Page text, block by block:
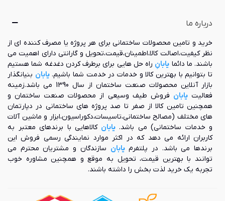
درباره ما
خرید و تامین محصولات ساختمانی برای هر پروژه یا مصرف کننده ای از
نظر کیفیت،اصالت کالا،اطمینان،قیمت،تحویل و گارانتی دارای اهمیت می
باشند. ما دائما یابانِ راه حل هایی برای برطرف کردن دغدغه شما هستیم
تا بتوانیم با بهترین کالا و خدمات در خدمت شما باشیم.یابان بنیانگذار
بازار آنلاین محصولات صنعت ساختمان از سال 1390 می باشد.زمینه
فعالیتیابان فروش طیف وسیعی از محصولات صنعت ساختمان و
همچنین تامین کالا از صفر تا صد پروژه های ساختمانی در دپارتمان
های مختلف (مصالح ساختمانی،تاسیسات،دکوراسیون،ابزار و ماشین آلات
و خدمات ساختمانی) می باشد.یابان کالاهایی با برندهای معتبر به
کاربران ارائه می دهد که در اکثر موارد نمایندگی رسمی فروش این
برندها می باشد. در پلتفرمیابان سازندگان و مشتریان محترم می
توانند با بهترین قیمت، تحویل به موقع و همچنین مشاوره خوب
تجربه یک خرید لذت بخش را داشته باشند.